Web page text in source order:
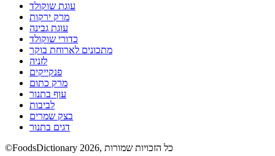
עוגת שוקולד
מרק ירקות
עוגת גבינה
כדורי שוקולד
מתכונים לארוחת בוקר
לזניה
פנקייקים
מרק כתום
עוף בתנור
לביבות
בצק שמרים
דגים בתנור
©FoodsDictionary 2026, כל הזכויות שמורות